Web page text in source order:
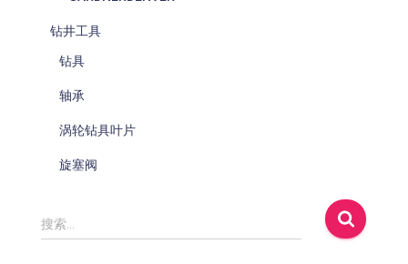
钻井工具
钻具
轴承
涡轮钻具叶片
旋塞阀
搜
索
搜索…